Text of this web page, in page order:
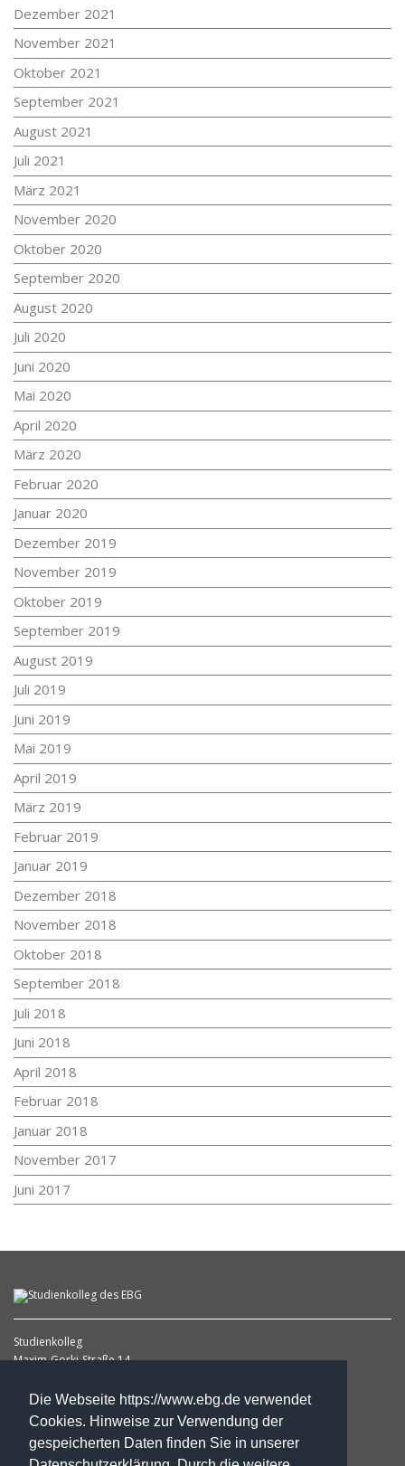
Die Webseite https://www.ebg.de verwendet
Cookies. Hinweise zur Verwendung der
gespeicherten Daten finden Sie in unserer
Dezember 2021
November 2021
Oktober 2021
September 2021
August 2021
Juli 2021
März 2021
November 2020
Oktober 2020
September 2020
August 2020
Juli 2020
Juni 2020
Mai 2020
April 2020
März 2020
Februar 2020
Januar 2020
Dezember 2019
November 2019
Oktober 2019
September 2019
August 2019
Juli 2019
Juni 2019
Mai 2019
April 2019
März 2019
Februar 2019
Januar 2019
Dezember 2018
November 2018
Oktober 2018
September 2018
Juli 2018
Juni 2018
April 2018
Februar 2018
Januar 2018
November 2017
Juni 2017
Studienkolleg
Maxim-Gorki-Straße 14
(1. Etage )
Leiterin